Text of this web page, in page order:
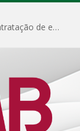
DISPENSA DE LICITAÇÃO Nº 003/2026 ( Contratação de empresa para fornecimento de gêneros alimentícios não perecíveis, materiais de expediente, descartáveis, copa e cozinha, para análise e posterior publicação.)